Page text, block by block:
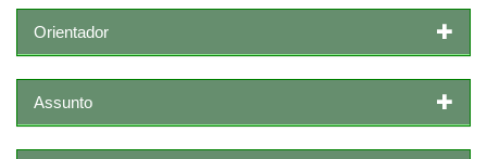
Orientador
Assunto